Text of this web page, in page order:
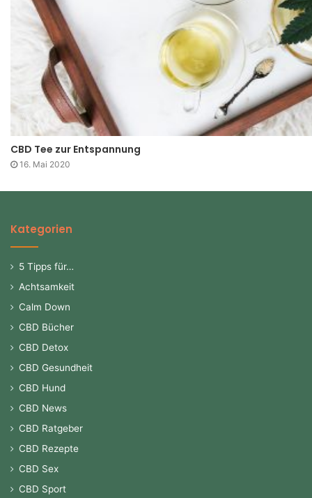
CBD Tee zur Entspannung
16. Mai 2020
Kategorien
5 Tipps für…
Achtsamkeit
Calm Down
CBD Bücher
CBD Detox
CBD Gesundheit
CBD Hund
CBD News
CBD Ratgeber
CBD Rezepte
CBD Sex
CBD Sport